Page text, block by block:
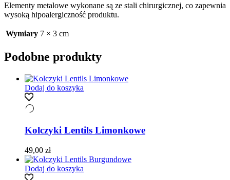
Elementy metalowe wykonane są ze stali chirurgicznej, co zapewnia
wysoką hipoalergiczność produktu.
Wymiary 7 × 3 cm
Podobne produkty
Dodaj do koszyka
Kolczyki Lentils Limonkowe
49,00 zł
Dodaj do koszyka